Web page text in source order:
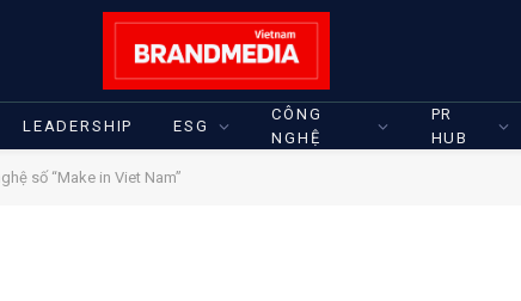
LEADERSHIP ESG
CÔNG
NGHỆ
PR
HUB
số “Make in Viet Nam”